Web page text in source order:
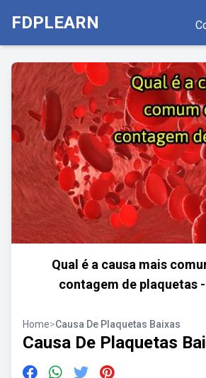
FDPLEARN
Qual é a causa mais
contagem de plaquetas
Home>Causa De Plaquetas Baixas
Causa De Plaquetas